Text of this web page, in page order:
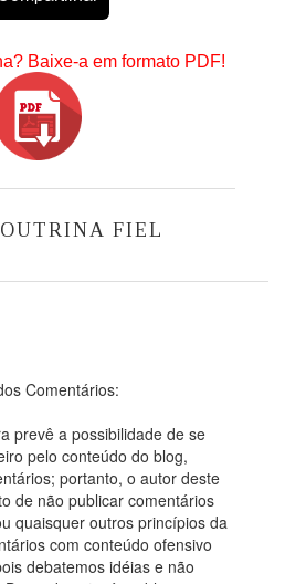
Baixe-a em formato PDF!
FIEL
Comentários:
prevê a possibilidade de se
pelo conteúdo do blog,
portanto, o autor deste
de não publicar comentários
quaisquer outros princípios da
com conteúdo ofensivo
debatemos idéias e não